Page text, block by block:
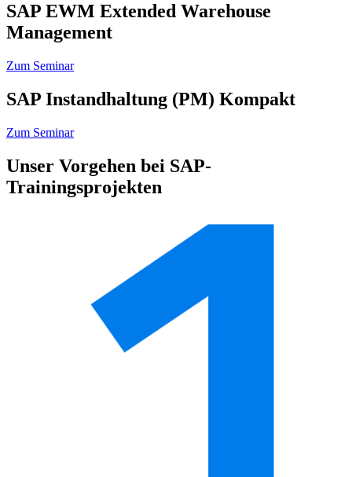
SAP EWM Extended Warehouse
Management
Zum Seminar
SAP Instandhaltung (PM) Kompakt
Zum Seminar
Unser Vorgehen bei SAP-
Trainingsprojekten